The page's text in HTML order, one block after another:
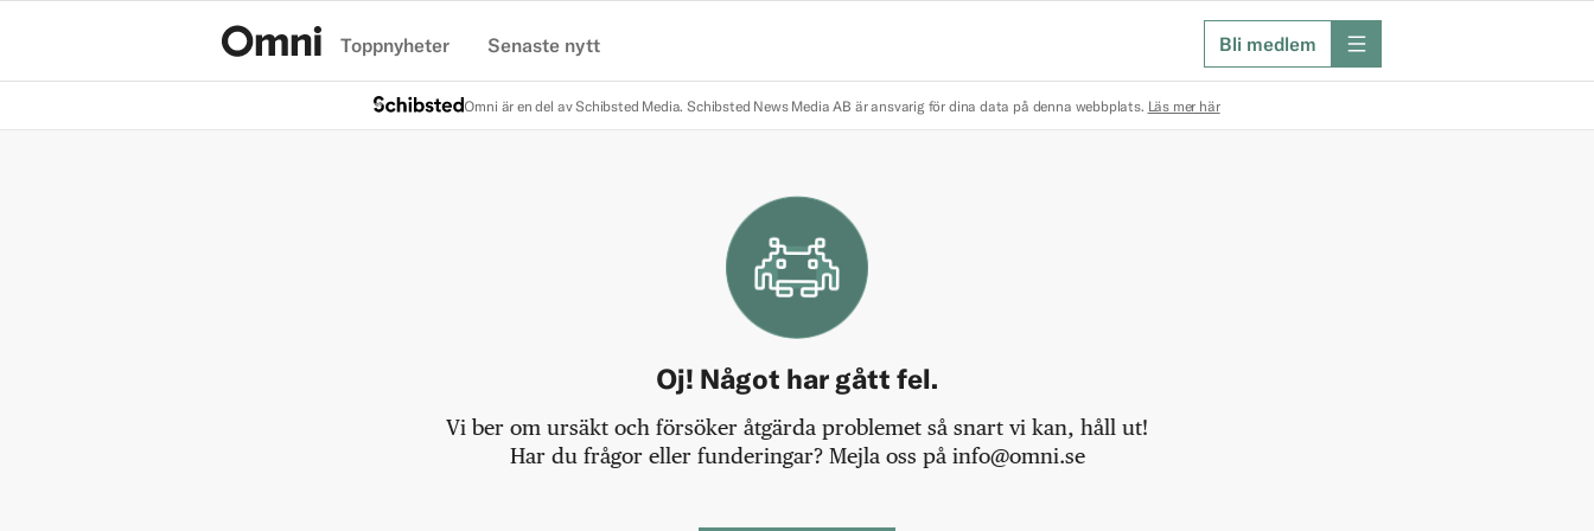
Toppnyheter Senaste nytt Bli medlem meny
Omni är en del av Schibsted Media. Schibsted News Media AB är ansvarig för dina data på denna webbplats. Läs mer här
Oj! Något har gått fel.
Vi ber om ursäkt och försöker åtgärda problemet så snart vi kan, håll ut!
Har du frågor eller funderingar? Mejla oss på info@omni.se